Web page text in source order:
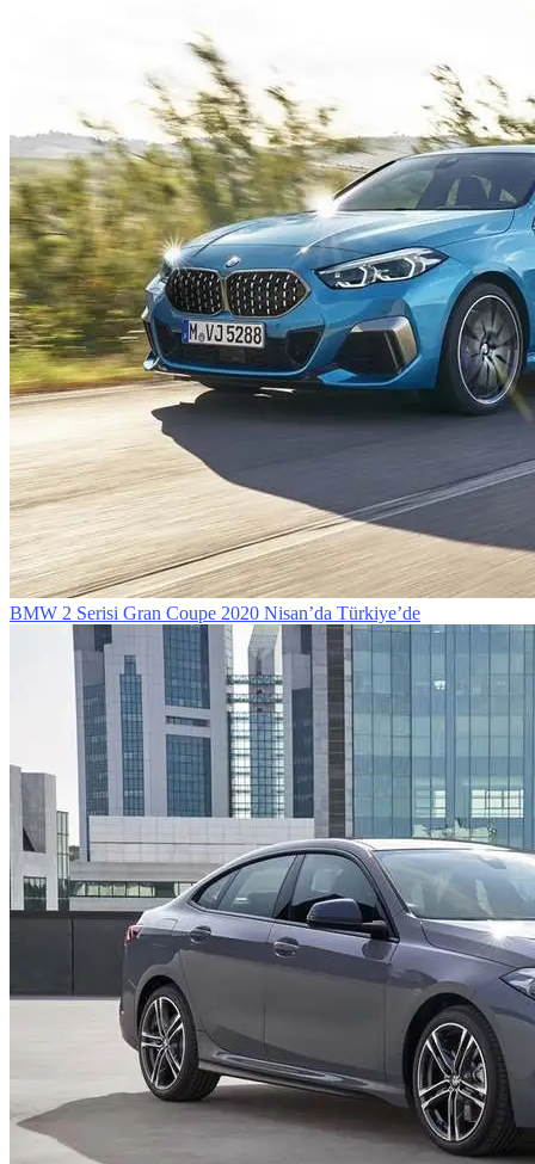
BMW 2 Serisi Gran Coupe 2020 Nisan’da Türkiye’de